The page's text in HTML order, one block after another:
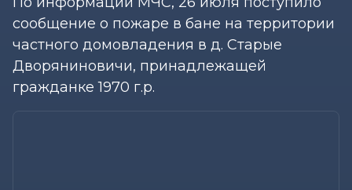
сообщение о пожаре в бане на территории
частного домовладения в д. Старые
Дворяниновичи, принадлежащей
гражданке 1970 г.р.